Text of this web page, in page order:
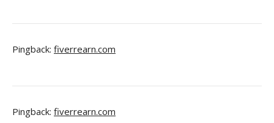
Pingback: fiverrearn.com
Pingback: fiverrearn.com